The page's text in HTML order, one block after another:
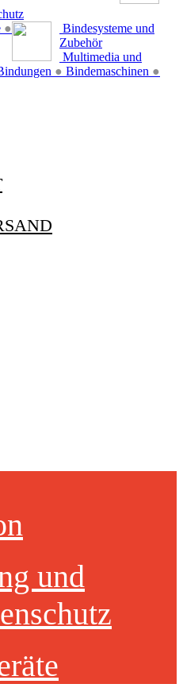
●
Bindesysteme und
Zubehör
● Bindemaschinen ●
Multimedia und
und